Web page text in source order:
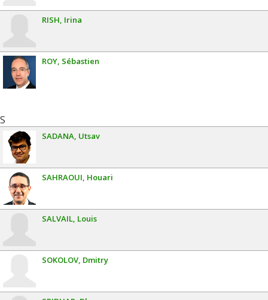
RISH Irina
ROY Sébastien
S
SADANA Utsav
SAHRAOUI Houari
SALVAIL Louis
SOKOLOV Dmitry